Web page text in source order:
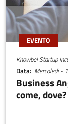
EVENTO
Knowbel Startup
Data Mercoledì -
Business
come, dove?